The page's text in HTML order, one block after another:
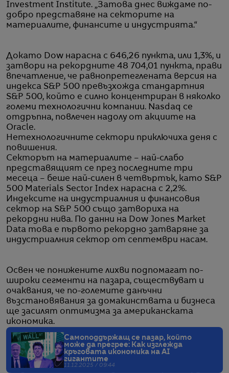
Investment Institute. „Затова днес виждаме по-
добро представяне на секторите на
материалите, финансите и индустрията.“
Докато Dow нарасна с 646,26 пункта, или 1,3%, и
затвори на рекордните 48 704,01 пункта, прави
впечатление, че равнопретеглената версия на
индекса S&P 500 превъзхожда стандартния
S&P 500, който е силно концентриран в няколко
големи технологични компании. Nasdaq се
отдръпна, повлечен надолу от акциите на
Oracle.
Нетехнологичните сектори приключиха деня с
повишения.
Секторът на материалите – най-слабо
представящият се през последните три
месеца – беше най-силен в четвъртък, като S&P
500 Materials Sector Index нарасна с 2,2%.
Индексите на индустриалния и финансовия
сектор на S&P 500 също затвориха на
рекордни нива. По данни на Dow Jones Market
Data това е първото рекордно затваряне за
индустриалния сектор от септември насам.
Освен че понижените лихви подпомагат по-
широки сегменти на пазара, съществуват и
очаквания, че по-големите данъчни
възстановявания за домакинствата и бизнеса
ще засилят оптимизма за американската
икономика.
Самоподдържащ се пазар, който
може да прегрее: Как изглежда
кръговата икономика на АI
гигантите
11.12.2025 / 09:44